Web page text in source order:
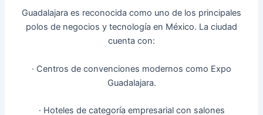
Guadalajara es reconocida como uno de los principales
polos de negocios y tecnología en México. La ciudad
cuenta con:
· Centros de convenciones modernos como Expo
Guadalajara.
· Hoteles de categoría empresarial con salones